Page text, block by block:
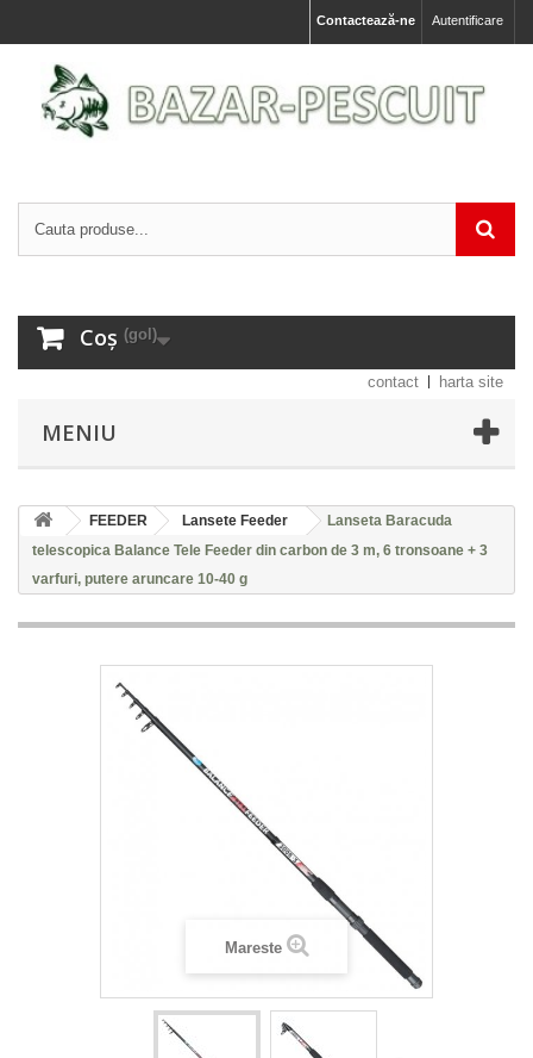
Autentificare
Contactează-ne
Coș (gol)
contact harta site
MENIU
FEEDER Lansete Feeder
Lanseta Baracuda
telescopica Balance Tele Feeder din carbon de 3 m, 6 tronsoane + 3
varfuri, putere aruncare 10-40 g
Mareste